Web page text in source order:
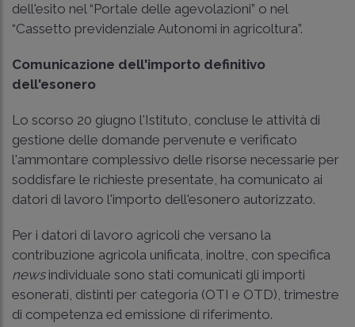
dell'esito nel “Portale delle agevolazioni” o nel
“Cassetto previdenziale Autonomi in agricoltura”.
Comunicazione dell'importo definitivo
dell'esonero
Lo scorso 20 giugno l'Istituto, concluse le attività di
gestione delle domande pervenute e verificato
l'ammontare complessivo delle risorse necessarie per
soddisfare le richieste presentate, ha comunicato ai
datori di lavoro l'importo dell'esonero autorizzato.
Per i datori di lavoro agricoli che versano la
contribuzione agricola unificata, inoltre, con specifica
newsindividuale sono stati comunicati gli importi
esonerati, distinti per categoria (OTI e OTD), trimestre
di competenza ed emissione di riferimento.